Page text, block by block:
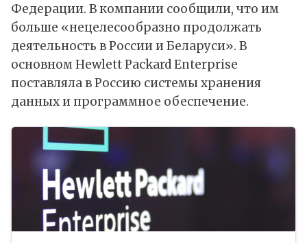
Федерации. В компании сообщили, что им
больше «нецелесообразно продолжать
деятельность в России и Беларуси». В
основном Hewlett Packard Enterprise
поставляла в Россию системы хранения
данных и программное обеспечение.